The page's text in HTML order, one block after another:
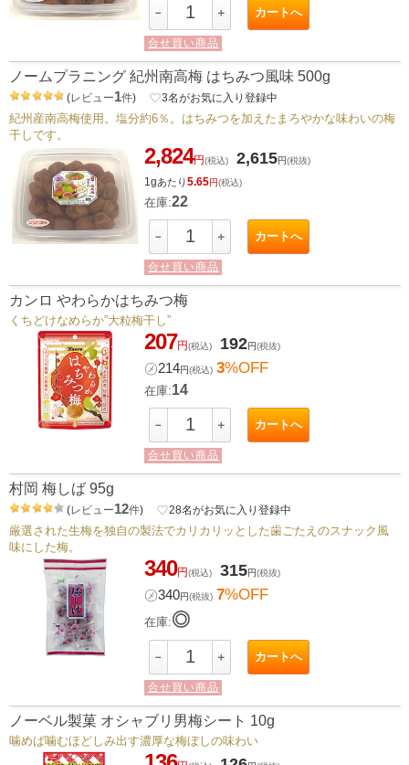
－ ＋ カートへ
合せ買い商品
ノームプラニング 紀州南高梅 はちみつ風味 500g
(レビュー1件) favorite_border3名がお気に入り登録中
紀州産南高梅使用。塩分約6％。はちみつを加えたまろやかな味わいの梅
干しです。
2,824円(税込) 2,615円(税抜)
1gあたり5.65円(税込)
在庫:22
－ ＋ カートへ
合せ買い商品
カンロ やわらかはちみつ梅
くちどけなめらか”大粒梅干し”
207円(税込) 192円(税抜)
㋱214円(税込) 3%OFF
在庫:14
－ ＋ カートへ
合せ買い商品
村岡 梅しば 95g
(レビュー12件) favorite_border28名がお気に入り登録中
厳選された生梅を独自の製法でカリカリッとした歯ごたえのスナック風
味にした梅。
340円(税込) 315円(税抜)
㋱340円(税抜) 7%OFF
在庫:◎
－ ＋ カートへ
合せ買い商品
ノーベル製菓 オシャブリ男梅シート 10g
噛めば噛むほどしみ出す濃厚な梅ぼしの味わい